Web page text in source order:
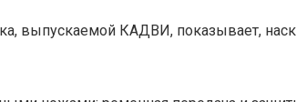
выпускаемой КАДВИ, показывает,